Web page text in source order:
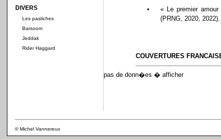
DIVERS
Les pastiches
Barsoom
Jeddak
Rider Haggard
•
« Le premier
(PRNG, 2020, 2022).
COUVERTURES
pas de donn�es � afficher
© Michel Vannereux